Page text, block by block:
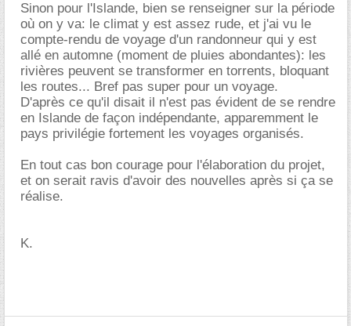
Sinon pour l'Islande, bien se renseigner sur la période
où on y va: le climat y est assez rude, et j'ai vu le
compte-rendu de voyage d'un randonneur qui y est
allé en automne (moment de pluies abondantes): les
rivières peuvent se transformer en torrents, bloquant
les routes... Bref pas super pour un voyage.
D'après ce qu'il disait il n'est pas évident de se rendre
en Islande de façon indépendante, apparemment le
pays privilégie fortement les voyages organisés.
En tout cas bon courage pour l'élaboration du projet,
et on serait ravis d'avoir des nouvelles après si ça se
réalise.
K.